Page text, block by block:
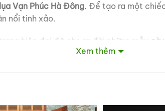
lụa Vạn Phúc Hà Đông. Để tạo ra một
nổi tinh xảo.
hiện đại đã cho ra đời những mẫu cà
Xem thêm